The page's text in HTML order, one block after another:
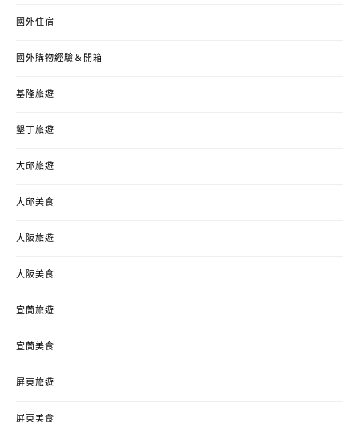
國外住宿
國外購物經驗＆開箱
基隆旅遊
墾丁旅遊
大邱旅遊
大邱美食
大阪旅遊
大阪美食
宜蘭旅遊
宜蘭美食
屏東旅遊
屏東美食